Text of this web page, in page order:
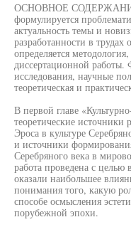
ОСНОВНОЕ
формулируется
актуальность темы и
разработанности в
определяется
диссертационной работы.
исследования, научные
теоретическая и
В первой главе
теоретические источники
Эроса в культуре
и источники
Серебряного века в
работа проведена с целью
оказали наибольшее
понимания того, какую
способе осмысления
порубежной эпохи.